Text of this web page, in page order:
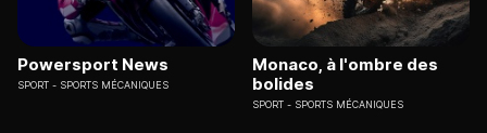
Powersport News
SPORT SPORTS MÉCANIQUES
Monaco, à l'ombre des
bolides
SPORT SPORTS MÉCANIQUES